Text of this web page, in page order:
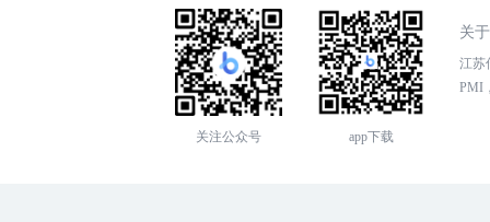
关注公众号 app下载
关
江苏
PMI